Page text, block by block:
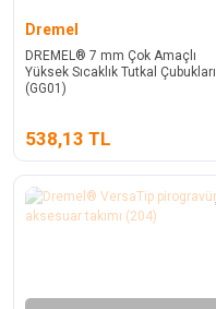
Dremel
DREMEL® 7 mm Çok Amaçlı
Yüksek Sıcaklık Tutkal Çubukları
(GG01)
538,13 TL